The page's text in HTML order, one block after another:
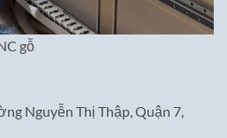
gỗ
Nguyễn Thị Thập, Quận 7,